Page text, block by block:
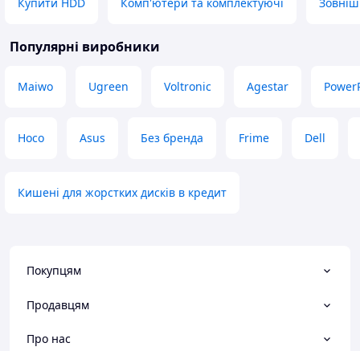
Популярні виробники
Maiwo Ugreen Voltronic Agestar
Hoco Asus Без бренда Frime Dell
Кишені для жорстких дисків в кредит
Покупцям
Продавцям
Про нас